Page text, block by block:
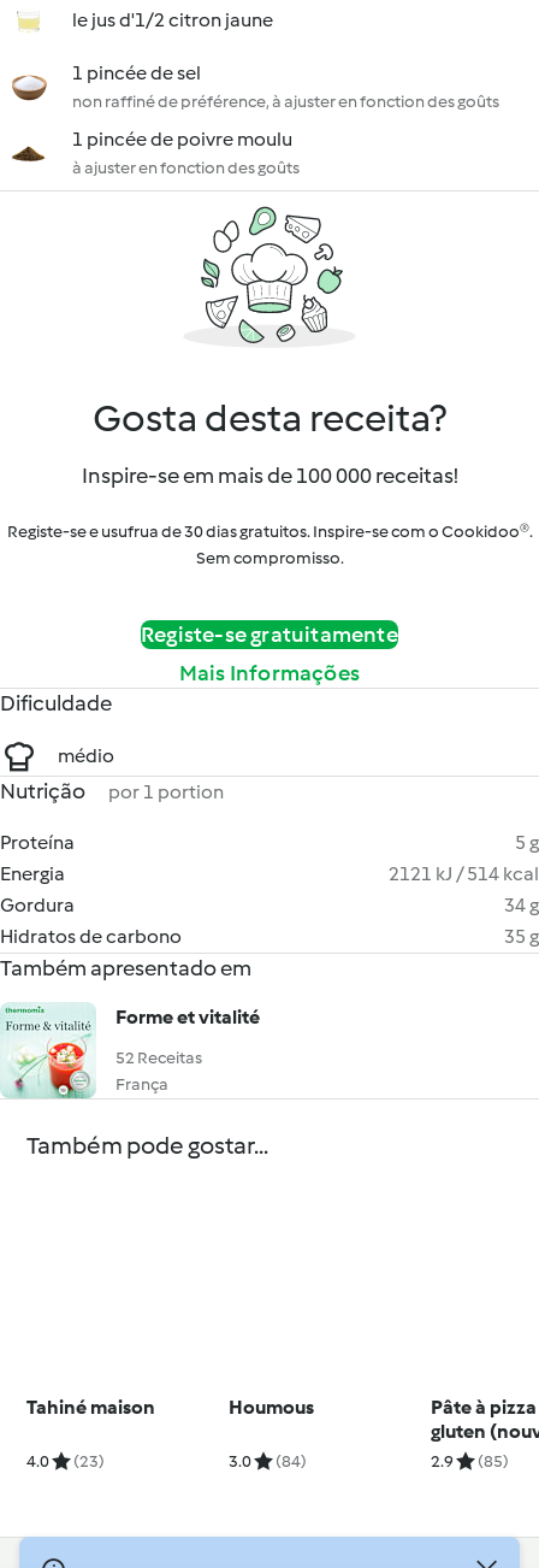
le jus d'1/2 citron jaune
1 pincée de sel
non raffiné de préférence, à ajuster en fonction des goûts
1 pincée de poivre moulu
à ajuster en fonction des goûts
Gosta desta receita?
Inspire-se em mais de 100 000 receitas!
Registe-se e usufrua de 30 dias gratuitos. Inspire-se com o Cookidoo®.
Sem compromisso.
Registe-se gratuitamente
Mais Informações
Dificuldade
médio
Nutrição por 1 portion
Proteína
5 g
Energia
2121 kJ / 514 kcal
Gordura
34 g
Hidratos de carbono
35 g
Também apresentado em
Forme et vitalité
52 Receitas
França
Também pode gostar...
Tahiné maison
4.0 (23)
Houmous
3.0 (84)
Pâte à
gluten
recette)
2.9 (85)